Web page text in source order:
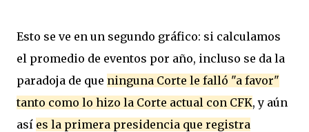
Esto se ve en un segundo gráfico: si calculamos
el promedio de eventos por año, incluso se da la
paradoja de que ninguna Corte le falló "a favor"
tanto como lo hizo la Corte actual con CFK, y aún
así es la primera presidencia que registra